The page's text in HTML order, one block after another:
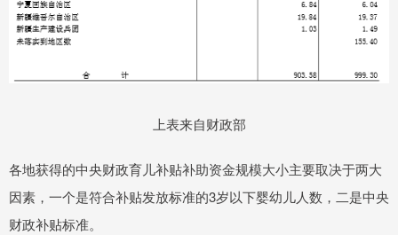
上表来自财政部
各地获得的中央财政育儿补贴补助资金规模大小主要取决于两大
因素，一个是符合补贴发放标准的3岁以下婴幼儿人数，二是中央
财政补贴标准。